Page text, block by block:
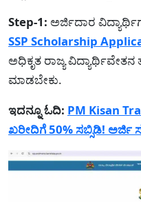
Step-1: ಅರ್ಜಿದಾರ
SSP Scholarship
ಅಧಿಕೃತ ರಾಜ್ಯ ವಿದ್ಯಾರ್ಥಿವೇತನ
ಮಾಡಬೇಕು.
ಇದನ್ನೂ ಓದಿ: PM Kisan
ಖರೀದಿಗೆ 50% ಸಬ್ಸಿಡಿ! ಅರ್ಜಿ